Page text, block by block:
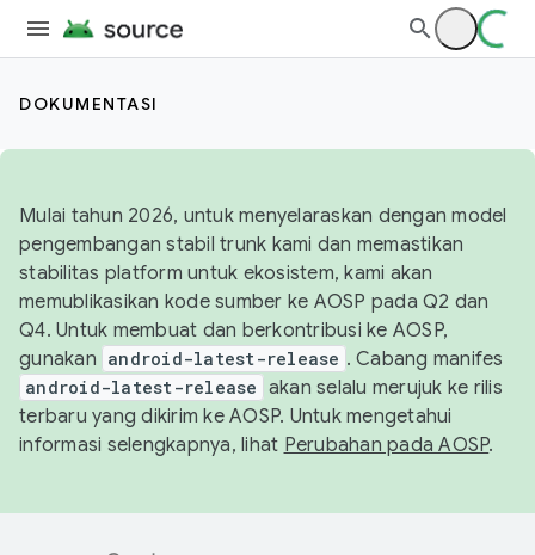
DOKUMENTASI
Mulai tahun 2026, untuk menyelaraskan dengan model
pengembangan stabil trunk kami dan memastikan
stabilitas platform untuk ekosistem, kami akan
memublikasikan kode sumber ke AOSP pada Q2 dan
Q4. Untuk membuat dan berkontribusi ke AOSP,
gunakan android-latest-release . Cabang manifes
android-latest-release akan selalu merujuk ke rilis
terbaru yang dikirim ke AOSP. Untuk mengetahui
informasi selengkapnya, lihat Perubahan pada AOSP.